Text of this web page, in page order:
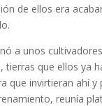
de ellos era
a unos
tierras que ellos ya
que in­virtieran ahí
reunía